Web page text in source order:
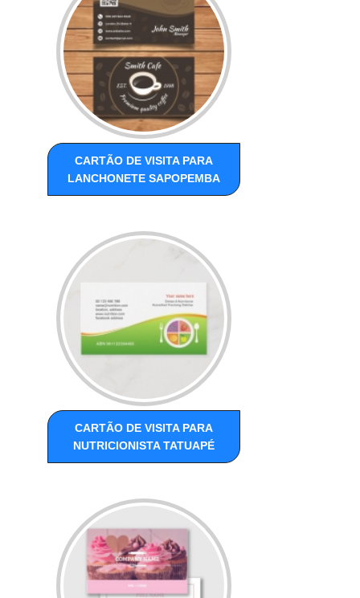
CARTÃO DE VISITA PARA
LANCHONETE SAPOPEMBA
CARTÃO DE VISITA PARA
NUTRICIONISTA TATUAPÉ